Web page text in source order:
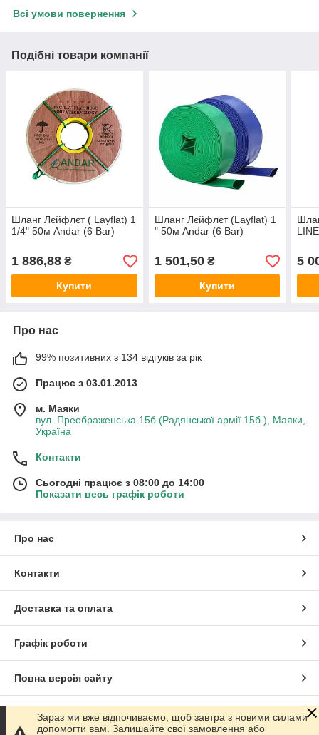
Всі умови повернення
Подібні товари компанії
Шланг Лєйфлєт ( Layflat) 1
1/4" 50м Andar (6 Bar)
1 886,88 ₴
Купити
Шланг Лєйфлєт (Layflat) 1
" 50м Andar (6 Bar)
1 501,50₴
Купити
5
Про нас
99% позитивних з 134 відгуків за рік
Працює з 03.01.2013
м. Маяки
вул. Преображенська 15б (Радянської армії 15б ), Маяки,
Україна
Контакти
Сьогодні працює з 08:00 до 14:00
Показати весь графік роботи
Про нас
Контакти
Доставка та оплата
Графік роботи
Повна версія сайту
Сайт створено на маркетплейсіProm.ua
Зараз ми вже відпочиваємо, щоб завтра з новими силами
допомогти вам. Залишайте свої замовлення або